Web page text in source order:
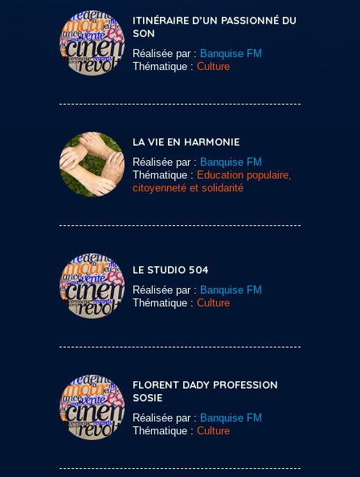
ITINÉRAIRE D’UN PASSIONNÉ DU
SON
Réalisée par : Banquise FM
Thématique : Culture
LA VIE EN HARMONIE
Réalisée par : Banquise FM
Thématique : Education populaire,
citoyenneté et solidarité
LE STUDIO 504
Réalisée par : Banquise FM
Thématique : Culture
FLORENT DADY PROFESSION
SOSIE
Réalisée par : Banquise FM
Thématique : Culture